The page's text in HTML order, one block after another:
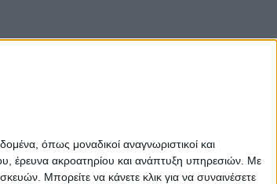
όπως μοναδικοί αναγνωριστικοί και
έρευνα ακροατηρίου και ανάπτυξη υπηρεσιών. Με
Μπορείτε να κάνετε κλικ για να συναινέσετε